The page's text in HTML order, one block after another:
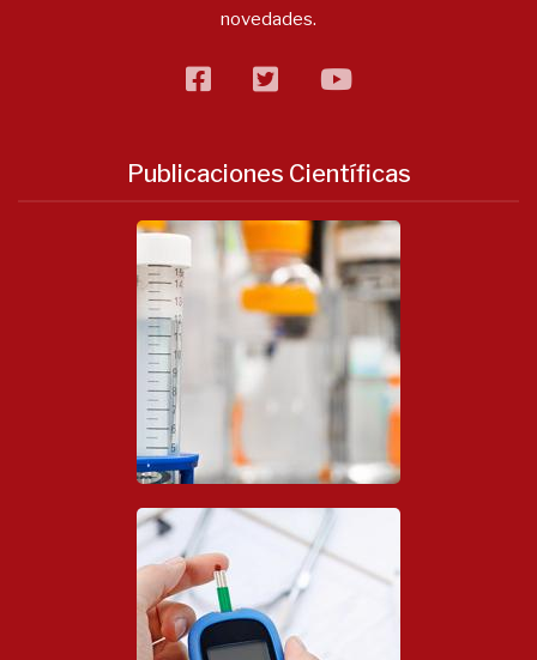
novedades.
facebooktwitterflickr
Publicaciones Científicas